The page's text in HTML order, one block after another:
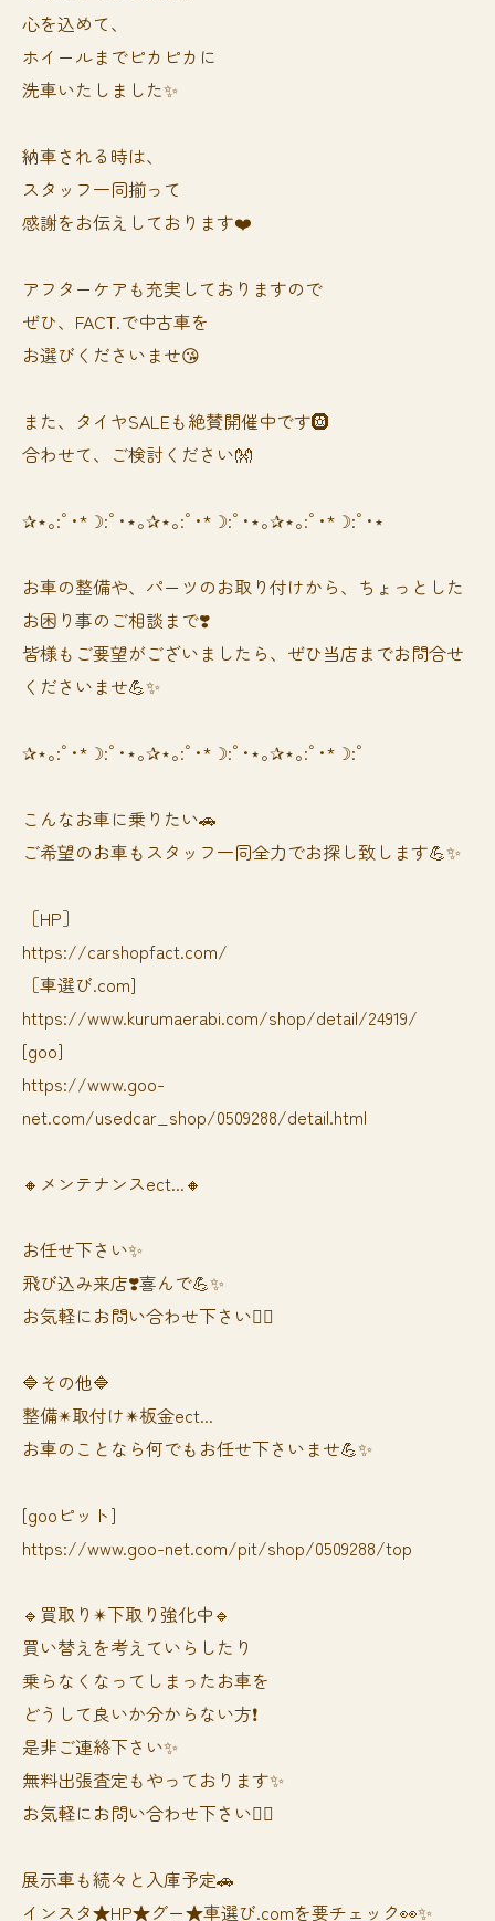
心を込めて、
ホイールまでピカピカに
洗車いたしました✨
納車される時は、
スタッフ一同揃って
感謝をお伝えしております❤️
アフターケアも充実しておりますので
ぜひ、FACT.で中古車を
お選びくださいませ😘
また、タイヤSALEも絶賛開催中です🛞
合わせて、ご検討ください👐
✰⋆｡:ﾟ･*☽:ﾟ･⋆｡✰⋆｡:ﾟ･*☽:ﾟ･⋆｡✰⋆｡:ﾟ･*☽:ﾟ･⋆
お車の整備や、パーツのお取り付けから、ちょっとした
お困り事のご相談まで❣️
皆様もご要望がございましたら、ぜひ当店までお問合せ
くださいませ💪✨
✰⋆｡:ﾟ･*☽:ﾟ･⋆｡✰⋆｡:ﾟ･*☽:ﾟ･⋆｡✰⋆｡:ﾟ･*☽:ﾟ
⁡⁡⁡こんなお車に乗りたい🚗
ご希望のお車もスタッフ一同全力でお探し致します💪✨
［HP］
https://carshopfact.com/
［車選び.com]
https://www.kurumaerabi.com/shop/detail/24919/
[goo]
https://www.goo-
net.com/usedcar_shop/0509288/detail.html
🔸メンテナンスect...🔸
お任せ下さい✨
飛び込み来店❣️喜んで💪✨
お気軽にお問い合わせ下さい🙆‍♀️
🔷その他🔷
整備✴︎取付け✴︎板金ect...
お車のことなら何でもお任せ下さいませ💪✨
[gooピット]
https://www.goo-net.com/pit/shop/0509288/top
🔹買取り✴︎下取り強化中🔹
買い替えを考えていらしたり
乗らなくなってしまったお車を
どうして良いか分からない方❗️
是非ご連絡下さい✨
無料出張査定もやっております✨
お気軽にお問い合わせ下さい🙆‍♀️
展示車も続々と入庫予定🚗
インスタ★HP★グー★車選び.comを要チェック👀✨